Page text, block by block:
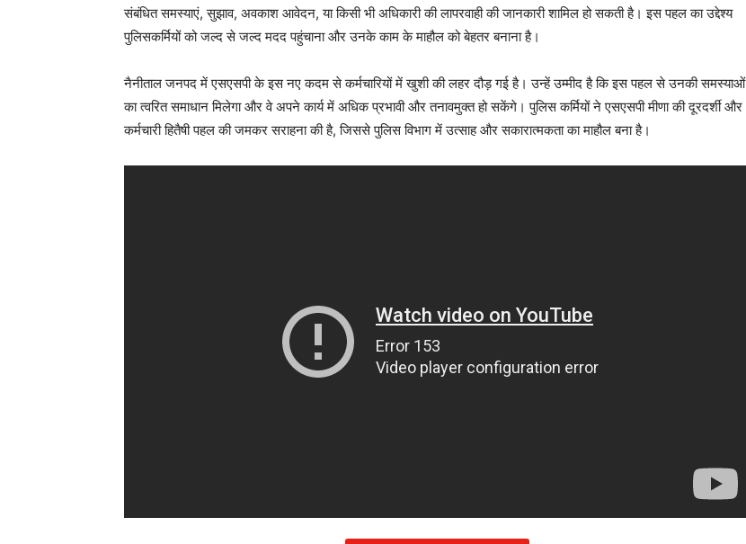
संबंधित समस्याएं, सुझाव, अवकाश आवेदन, या किसी भी अधिकारी की लापरवाही की जानकारी शामिल हो सकती है। इस पहल का उद्देश्य
पुलिसकर्मियों को जल्द से जल्द मदद पहुंचाना और उनके काम के माहौल को बेहतर बनाना है।
नैनीताल जनपद में एसएसपी के इस नए कदम से कर्मचारियों में खुशी की लहर दौड़ गई है। उन्हें उम्मीद है कि इस पहल से उनकी समस्याओं
का त्वरित समाधान मिलेगा और वे अपने कार्य में अधिक प्रभावी और तनावमुक्त हो सकेंगे। पुलिस कर्मियों ने एसएसपी मीणा की दूरदर्शी और
कर्मचारी हितैषी पहल की जमकर सराहना की है, जिससे पुलिस विभाग में उत्साह और सकारात्मकता का माहौल बना है।